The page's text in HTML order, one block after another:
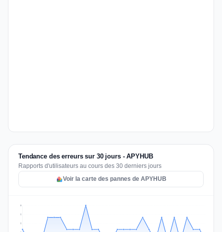
Tendance des erreurs sur 30 jours - APYHUB
Rapports d'utilisateurs au cours des 30 derniers jours
Voir la carte des pannes de APYHUB
2
2
3